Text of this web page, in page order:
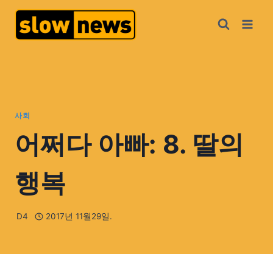
사회
어쩌다 아빠: 8. 딸의
행복
D4 2017년 11월29일.